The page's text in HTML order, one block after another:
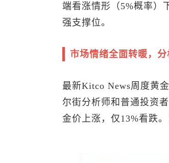
端看涨情形（5%概率）
强支撑位。
市场情绪全面转暖，
最新Kitco News周度黄
尔街分析师和普通投资
金价上涨，仅13%看跌